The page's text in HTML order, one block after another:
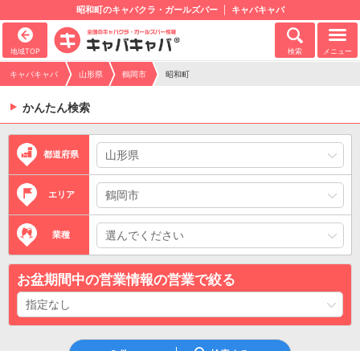
昭和町のキャバクラ・ガールズバー キャバキャバ
地域TOP 検索 メニュー
キャバキャバ 山形県 鶴岡市 昭和町
かんたん検索
都道府県
エリア
業種
お盆期間中の営業情報の営業で絞る